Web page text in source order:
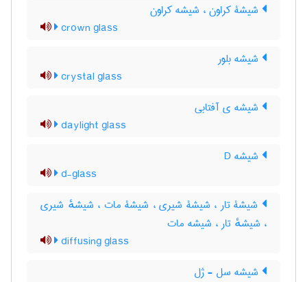
شیشۀ کراون ، شیشه کراون
crown glass
شیشه بلور
crystal glass
شیشه ی آفتابی
daylight glass
شیشه D
d-glass
شیشۀ تار ، شیشۀ شیری ، شیشۀ مات ، شیشهٔ شیری
، شیشهٔ تار ، شیشه مات
diffusing glass
شیشه سل - ژل